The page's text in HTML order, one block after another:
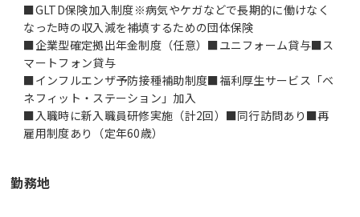
■GLTD保険加入制度※病気やケガなどで長期的に働けなく
なった時の収入減を補填するための団体保険
■企業型確定拠出年金制度（任意）■ユニフォーム貸与■ス
マートフォン貸与
■インフルエンザ予防接種補助制度■福利厚生サービス「ベ
ネフィット・ステーション」加入
■入職時に新入職員研修実施（計2回）■同行訪問あり■再
雇用制度あり（定年60歳）
勤務地